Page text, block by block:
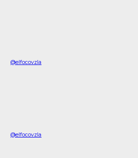
@elfocovzla
@elfocovzla